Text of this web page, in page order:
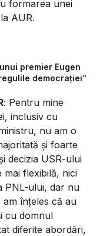
formarea unei
AUR.
premier Eugen
democrației”
: Pentru mine
inclusiv cu
nu am o
și foarte
decizia USR-ului
mai flexibilă, nici
PNL-ului, dar nu
înțeles că au
cu domnul
diferite abordări,